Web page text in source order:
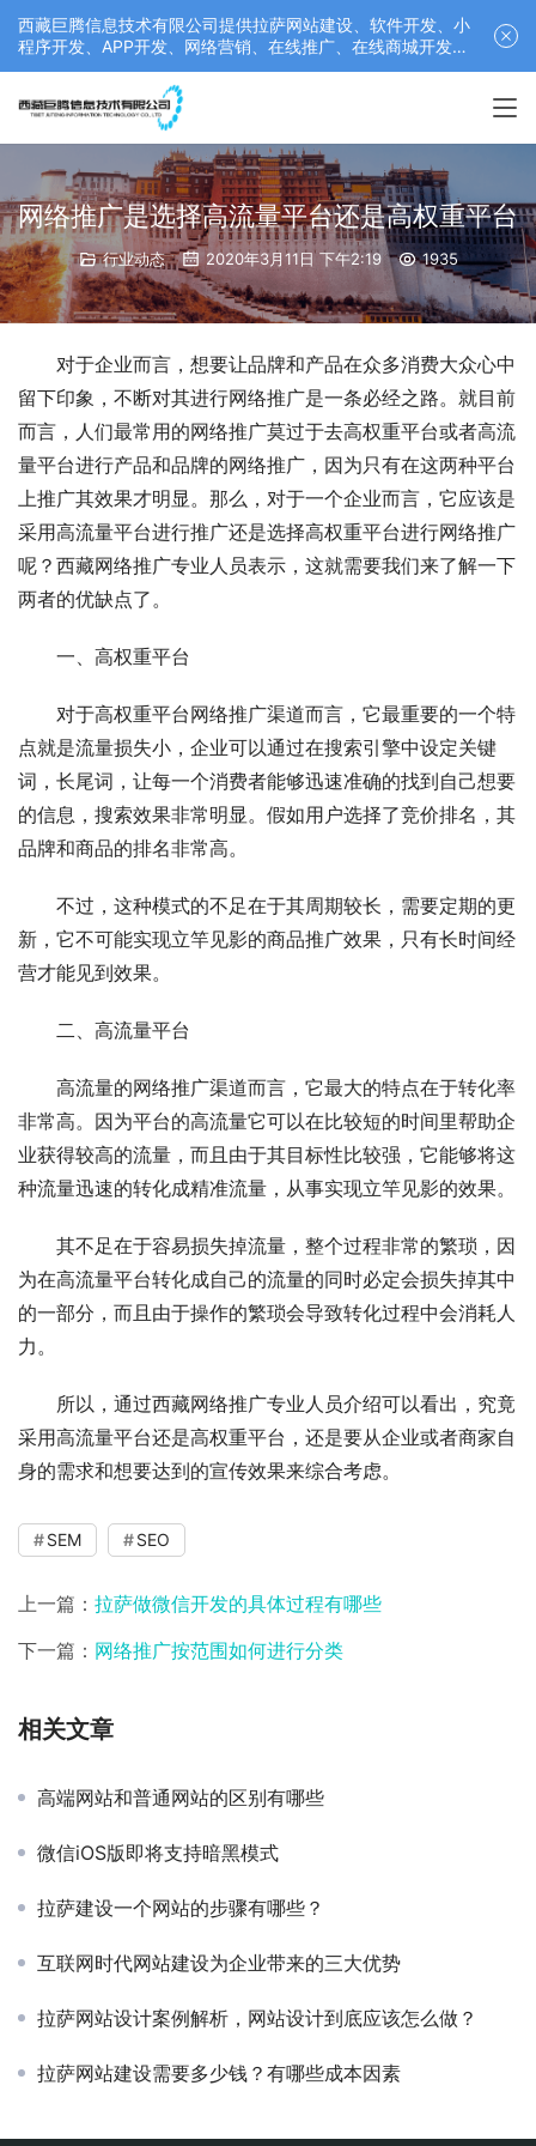
西藏巨腾信息技术有限公司提供拉萨网站建设、软件开发、小
程序开发、APP开发、网络营销、在线推广、在线商城开发等
服务，联系电话： 17689511878
网络推广是选择高流量平台还是高权重平台
行业动态 2020年3月11日 下午2:19 1935
对于企业而言，想要让品牌和产品在众多消费大众心中
留下印象，不断对其进行网络推广是一条必经之路。就目前
而言，人们最常用的网络推广莫过于去高权重平台或者高流
量平台进行产品和品牌的网络推广，因为只有在这两种平台
上推广其效果才明显。那么，对于一个企业而言，它应该是
采用高流量平台进行推广还是选择高权重平台进行网络推广
呢？西藏网络推广专业人员表示，这就需要我们来了解一下
两者的优缺点了。
一、高权重平台
对于高权重平台网络推广渠道而言，它最重要的一个特
点就是流量损失小，企业可以通过在搜索引擎中设定关键
词，长尾词，让每一个消费者能够迅速准确的找到自己想要
的信息，搜索效果非常明显。假如用户选择了竞价排名，其
品牌和商品的排名非常高。
不过，这种模式的不足在于其周期较长，需要定期的更
新，它不可能实现立竿见影的商品推广效果，只有长时间经
营才能见到效果。
二、高流量平台
高流量的网络推广渠道而言，它最大的特点在于转化率
非常高。因为平台的高流量它可以在比较短的时间里帮助企
业获得较高的流量，而且由于其目标性比较强，它能够将这
种流量迅速的转化成精准流量，从事实现立竿见影的效果。
其不足在于容易损失掉流量，整个过程非常的繁琐，因
为在高流量平台转化成自己的流量的同时必定会损失掉其中
的一部分，而且由于操作的繁琐会导致转化过程中会消耗人
力。
所以，通过西藏网络推广专业人员介绍可以看出，究竟
采用高流量平台还是高权重平台，还是要从企业或者商家自
身的需求和想要达到的宣传效果来综合考虑。
SEM SEO
上一篇： 拉萨做微信开发的具体过程有哪些
下一篇： 网络推广按范围如何进行分类
相关文章
高端网站和普通网站的区别有哪些
微信iOS版即将支持暗黑模式
拉萨建设一个网站的步骤有哪些？
互联网时代网站建设为企业带来的三大优势
拉萨网站设计案例解析，网站设计到底应该怎么做？
拉萨网站建设需要多少钱？有哪些成本因素